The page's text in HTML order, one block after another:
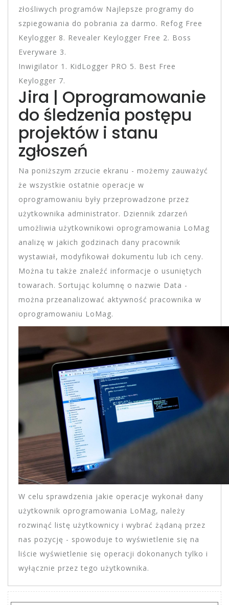
złośliwych programów Najlepsze programy do
szpiegowania do pobrania za darmo. Refog Free
Keylogger 8. Revealer Keylogger Free 2. Boss
Everyware 3.
Inwigilator 1. KidLogger PRO 5. Best Free
Keylogger 7.
Jira | Oprogramowanie
do śledzenia postępu
projektów i stanu
zgłoszeń
Na poniższym zrzucie ekranu - możemy zauważyć
że wszystkie ostatnie operacje w
oprogramowaniu były przeprowadzone przez
użytkownika administrator. Dziennik zdarzeń
umożliwia użytkownikowi oprogramowania LoMag
analizę w jakich godzinach dany pracownik
wystawiał, modyfikował dokumentu lub ich ceny.
Można tu także znaleźć informacje o usuniętych
towarach. Sortując kolumnę o nazwie Data -
można przeanalizować aktywność pracownika w
oprogramowaniu LoMag.
W celu sprawdzenia jakie operacje wykonał dany
użytkownik oprogramowania LoMag, należy
rozwinąć listę użytkownicy i wybrać żądaną przez
nas pozycję - spowoduje to wyświetlenie się na
liście wyświetlenie się operacji dokonanych tylko i
wyłącznie przez tego użytkownika.